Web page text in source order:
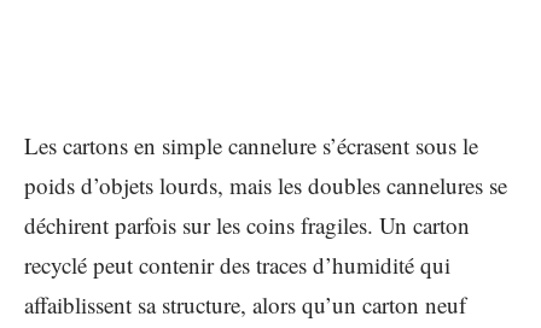
Les cartons en simple cannelure s’écrasent sous le
poids d’objets lourds, mais les doubles cannelures se
déchirent parfois sur les coins fragiles. Un carton
recyclé peut contenir des traces d’humidité qui
affaiblissent sa structure, alors qu’un carton neuf